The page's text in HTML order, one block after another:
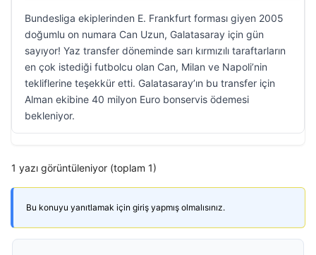
Bundesliga ekiplerinden E. Frankfurt forması giyen 2005
doğumlu on numara Can Uzun, Galatasaray için gün
sayıyor! Yaz transfer döneminde sarı kırmızılı taraftarların
en çok istediği futbolcu olan Can, Milan ve Napoli’nin
tekliflerine teşekkür etti. Galatasaray’ın bu transfer için
Alman ekibine 40 milyon Euro bonservis ödemesi
bekleniyor.
1 yazı görüntüleniyor (toplam 1)
Bu konuyu yanıtlamak için giriş yapmış olmalısınız.